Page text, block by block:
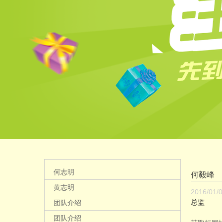
何志明
黄志明
团队介绍
团队介绍
何毅峰
2016/01/
总监